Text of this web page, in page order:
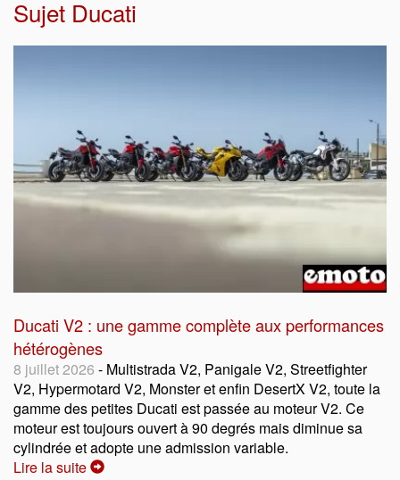
Sujet Ducati
Ducati V2 : une gamme complète aux performances
hétérogènes
8 juillet 2026 - Multistrada V2, Panigale V2, Streetfighter
V2, Hypermotard V2, Monster et enfin DesertX V2, toute la
gamme des petites Ducati est passée au moteur V2. Ce
moteur est toujours ouvert à 90 degrés mais diminue sa
cylindrée et adopte une admission variable.
Lire la suite